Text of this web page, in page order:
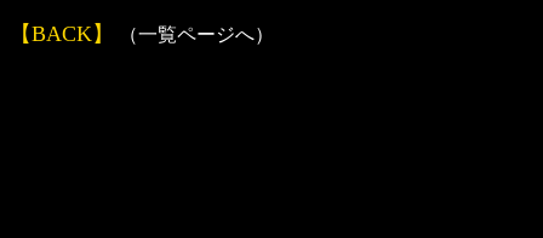
【BACK】 （一覧ページへ）